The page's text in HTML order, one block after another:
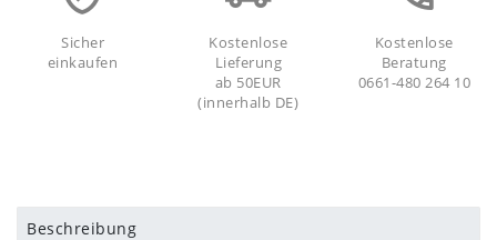
Sicher
einkaufen
Kostenlose
Lieferung
ab 50EUR
(innerhalb DE)
Kostenlose
Beratung
0661-480 264 10
Beschreibung